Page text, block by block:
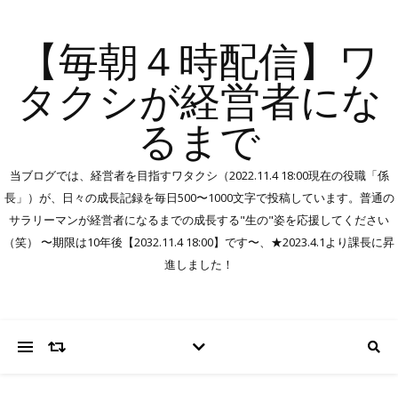
【毎朝４時配信】ワ
タクシが経営者にな
るまで
当ブログでは、経営者を目指すワタクシ（2022.11.4 18:00現在の役職「係
長」）が、日々の成長記録を毎日500〜1000文字で投稿しています。普通の
サラリーマンが経営者になるまでの成長する"生の"姿を応援してください
（笑） 〜期限は10年後【2032.11.4 18:00】です〜、★2023.4.1より課長に昇
進しました！